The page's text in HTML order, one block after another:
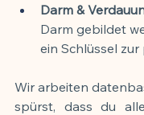
Darm &
Darm gebildet
ein Schlüssel
Wir arbeiten
spürst, dass du